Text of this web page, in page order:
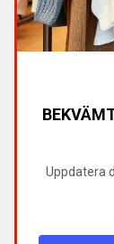
Uppdatera